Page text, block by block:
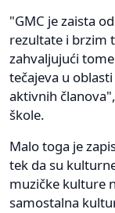
"GMC je zaista
rezultate i brzim
zahvaljujući
tečajeva u
aktivnih
škole.
Malo toga je
tek da su
muzičke kulture
samostalna